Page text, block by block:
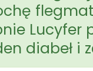
Lucyfer
diabeł i